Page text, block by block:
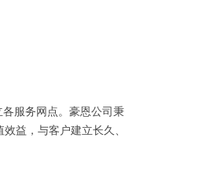
服务网点。豪恩公司秉
益，与客户建立长久、